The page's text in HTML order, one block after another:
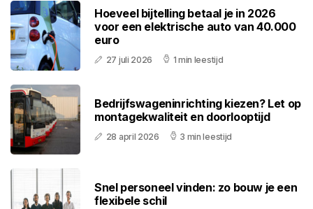
Hoeveel bijtelling betaal je in 2026
voor een elektrische auto van 40.000
euro
27 juli 2026 1 min leestijd
Bedrijfswageninrichting kiezen? Let op
montagekwaliteit en doorlooptijd
28 april 2026 3 min leestijd
Snel personeel vinden: zo bouw je een
flexibele schil